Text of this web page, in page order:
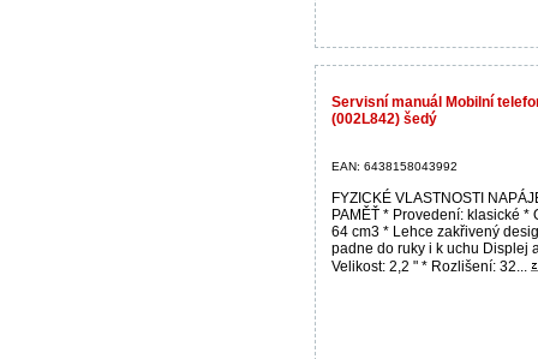
Servisní manuál Mobilní
(002L842) šedý
EAN: 6438158043992
FYZICKÉ VLASTNOSTI
PAMĚŤ * Provedení: klasické *
64 cm3 * Lehce zakřivený
padne do ruky i k uchu Displej
Velikost: 2,2 " * Rozlišení: 32...